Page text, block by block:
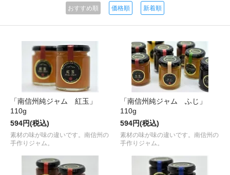
おすすめ順 価格順 新着順
「南信州純ジャム 紅玉」
110g
594円(税込)
素材の味が味の違いです。南信州の
手作りジャム。
「南信州純ジャム ふじ」
110g
594円(税込)
素材の味が味の違いです。南信州の
手作りジャム。